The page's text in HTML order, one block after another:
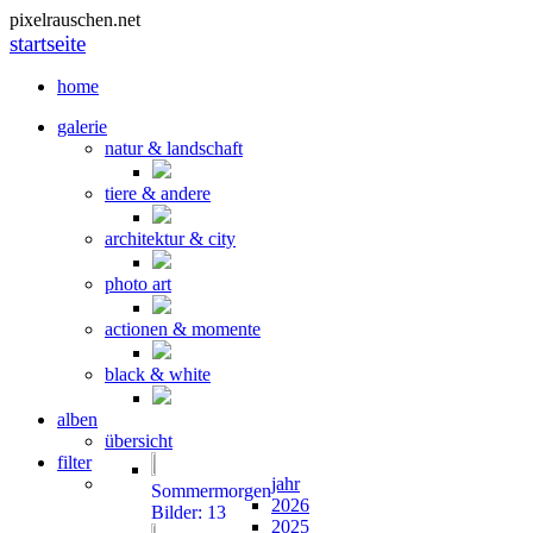
pixelrauschen.net
startseite
home
galerie
natur & landschaft
tiere & andere
architektur & city
photo art
actionen & momente
black & white
alben
übersicht
Sommermorgen
Bilder: 13
filter
jahr
2026
2025